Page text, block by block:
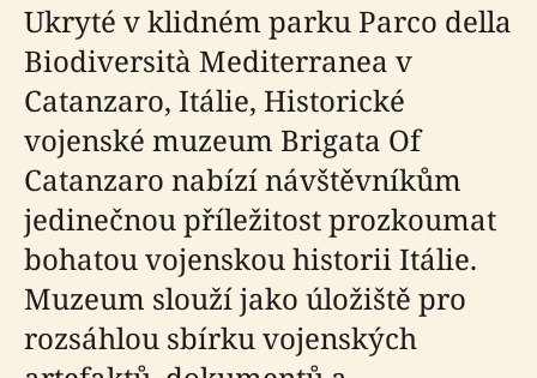
Ukryté v klidném parku Parco della
Biodiversità Mediterranea v
Catanzaro, Itálie, Historické
vojenské muzeum Brigata Of
Catanzaro nabízí návštěvníkům
jedinečnou příležitost prozkoumat
bohatou vojenskou historii Itálie.
Muzeum slouží jako úložiště pro
rozsáhlou sbírku vojenských